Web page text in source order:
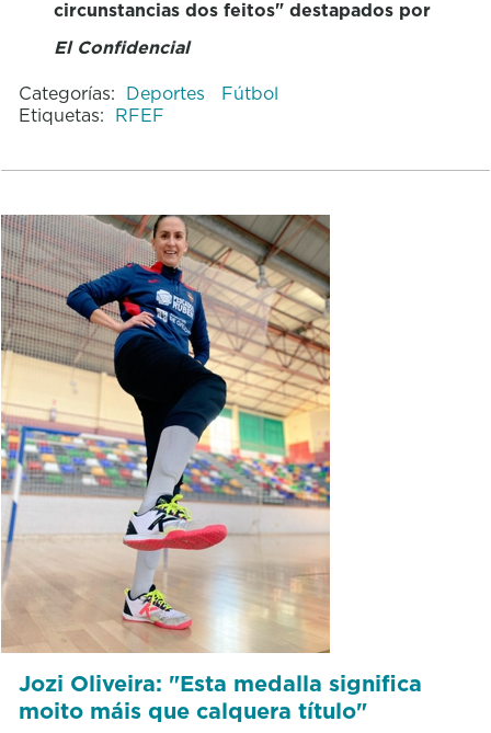
circunstancias dos feitos" destapados por
El Confidencial
Categorías: Deportes
Fútbol
Etiquetas: RFEF
Jozi Oliveira: "Esta medalla significa
moito máis que calquera título"